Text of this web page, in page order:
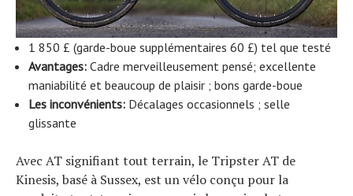
1 850 £ (garde-boue supplémentaires 60 £) tel que testé
Avantages: Cadre merveilleusement pensé; excellente
maniabilité et beaucoup de plaisir ; bons garde-boue
Les inconvénients: Décalages occasionnels ; selle
glissante
Avec AT signifiant tout terrain, le Tripster AT de
Kinesis, basé à Sussex, est un vélo conçu pour la